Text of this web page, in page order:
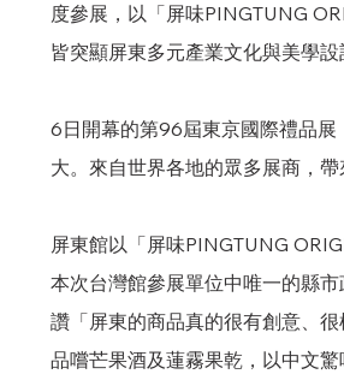
度參展，以 「屏味PINGTUNG
皆突顯屏東多元產業文化與美學
6日開幕的第96屆東京國際禮品展
大。來自世界各地的眾多展商，
屏東館以「屏味PINGTUNG
本次台灣館參展單位中唯一的縣
讚「屏東的商品真的很有創意、
品嚐芒果酒及蓮霧果乾，以中文驚